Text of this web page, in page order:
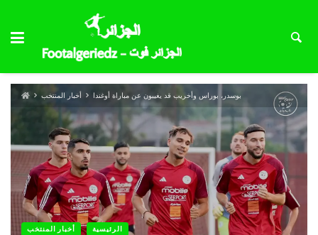
أخبار المنتخب بوسدر، بوراس وأخريب قد يغيبون عن مباراة أوغندا
أخبار المنتخب الرئيسية